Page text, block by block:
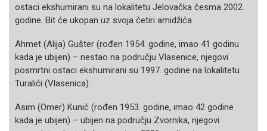
ostaci ekshumirani su na lokalitetu Jelovačka česma 2002.
godine. Bit će ukopan uz svoja četiri amidžića.
Ahmet (Alija) Gušter (rođen 1954. godine, imao 41 godinu
kada je ubijen) – nestao na području Vlasenice, njegovi
posmrtni ostaci ekshumirani su 1997. godine na lokalitetu
Turalići (Vlasenica).
Asim (Omer) Kunić (rođen 1953. godine, imao 42 godine
kada je ubijen) – ubijen na području Zvornika, njegovi